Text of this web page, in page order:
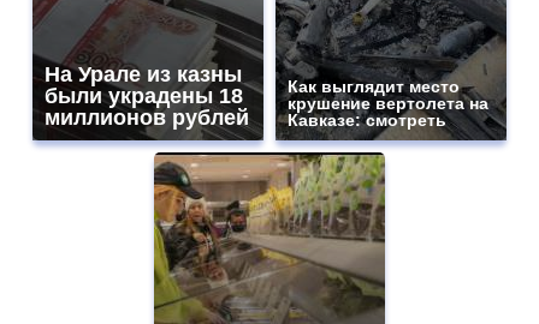
На Урале из казны
были украдены 18
миллионов рублей
Как выглядит место
крушение вертолета на
Кавказе: смотреть